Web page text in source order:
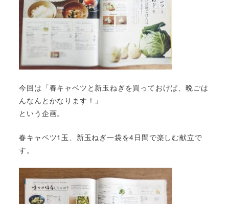
今回は「春キャベツと新玉ねぎを買っておけば、 晩ごは
んなんとかなります！」
という企画。
春キャベツ1玉、新玉ねぎ一袋を4日間で楽しむ献立で
す。